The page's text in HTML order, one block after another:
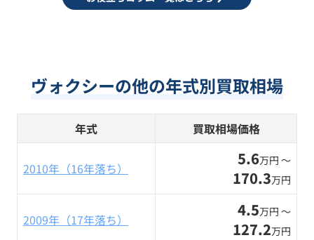
ヴォクシーの他の年式別買取相場
年式 買取相場価格
2010年（16年落ち） 5.6万円 〜
170.3万円
2009年（17年落ち） 4.5万円 〜
127.2万円